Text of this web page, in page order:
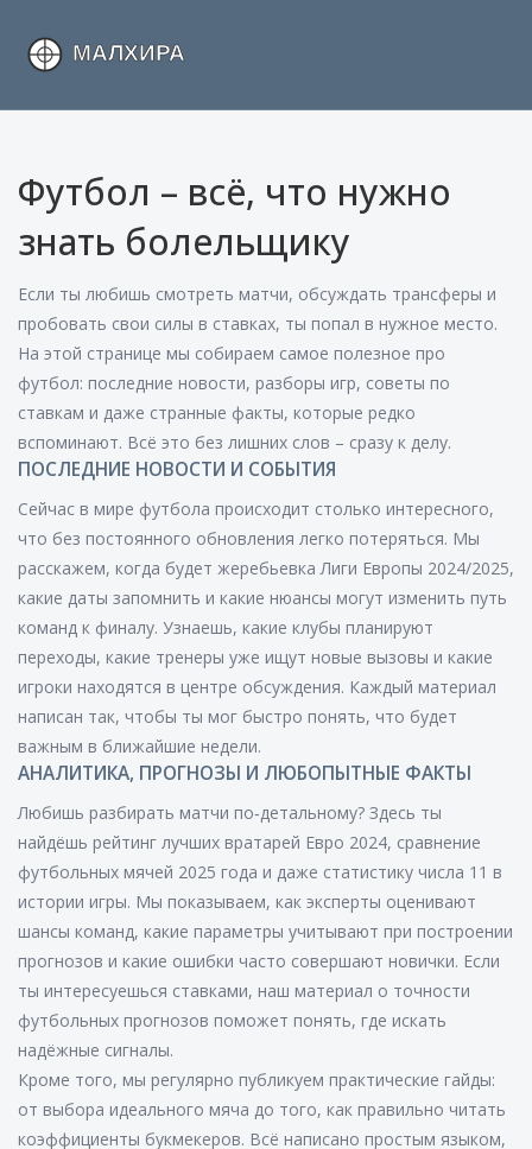
Футбол – всё, что нужно
знать болельщику
Если ты любишь смотреть матчи, обсуждать трансферы и
пробовать свои силы в ставках, ты попал в нужное место.
На этой странице мы собираем самое полезное про
футбол: последние новости, разборы игр, советы по
ставкам и даже странные факты, которые редко
вспоминают. Всё это без лишних слов – сразу к делу.
ПОСЛЕДНИЕ НОВОСТИ И СОБЫТИЯ
Сейчас в мире футбола происходит столько интересного,
что без постоянного обновления легко потеряться. Мы
расскажем, когда будет жеребьевка Лиги Европы 2024/2025,
какие даты запомнить и какие нюансы могут изменить путь
команд к финалу. Узнаешь, какие клубы планируют
переходы, какие тренеры уже ищут новые вызовы и какие
игроки находятся в центре обсуждения. Каждый материал
написан так, чтобы ты мог быстро понять, что будет
важным в ближайшие недели.
АНАЛИТИКА, ПРОГНОЗЫ И ЛЮБОПЫТНЫЕ ФАКТЫ
Любишь разбирать матчи по‑детальному? Здесь ты
найдёшь рейтинг лучших вратарей Евро 2024, сравнение
футбольных мячей 2025 года и даже статистику числа 11 в
истории игры. Мы показываем, как эксперты оценивают
шансы команд, какие параметры учитывают при построении
прогнозов и какие ошибки часто совершают новички. Если
ты интересуешься ставками, наш материал о точности
футбольных прогнозов поможет понять, где искать
надёжные сигналы.
Кроме того, мы регулярно публикуем практические гайды:
от выбора идеального мяча до того, как правильно читать
коэффициенты букмекеров. Всё написано простым языком,